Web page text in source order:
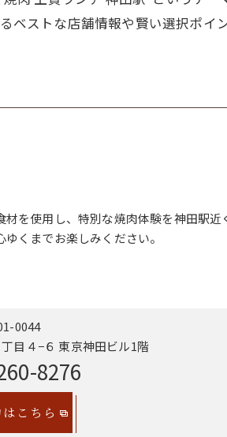
ストな店舗情報や賢い選択ポイ
を使用し、特別な焼肉体験を神田駅
くまでお楽しみください。
0044
目４−６ 東京神田ビル1階
8276
こちら